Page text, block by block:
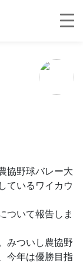
協野球バレー大
ているワイカウ
ついて報告しま
みついし農協野
今年は優勝目指